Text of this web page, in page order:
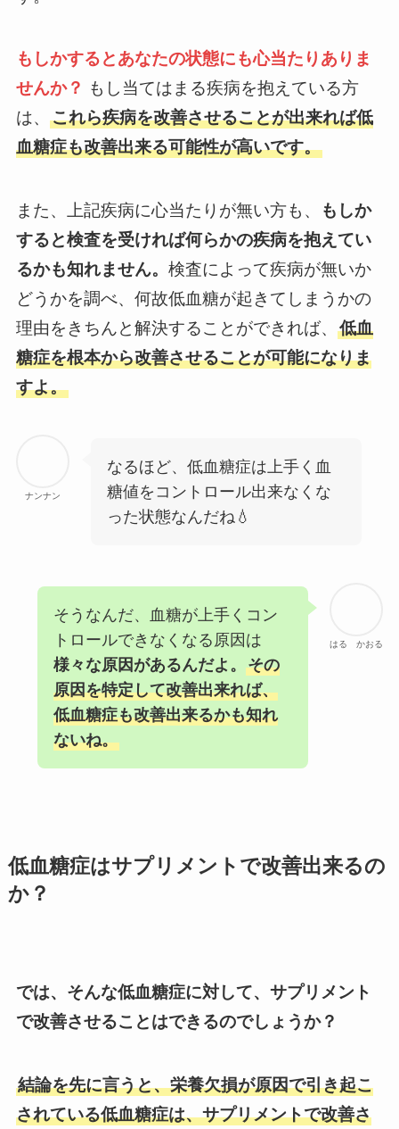
もしかするとあなたの状態にも心当たりありま
せんか？ もし当てはまる疾病を抱えている方
は、 これら疾病を改善させることが出来れば低
血糖症も改善出来る可能性が高いです。
また、上記疾病に心当たりが無い方も、
もしか
すると検査を受ければ何らかの疾病を抱えてい
るかも知れません。 検査によって疾病が無いか
どうかを調べ、何故低血糖が起きてしまうかの
理由をきちんと解決することができれば、 低血
糖症を根本から改善させることが可能になりま
すよ。
ナンナン
なるほど、低血糖症は上手く血
糖値をコントロール出来なくな
った状態なんだね💧
はる かおる
そうなんだ、血糖が上手くコン
トロールできなくなる原因は
様々な原因があるんだよ。 その
原因を特定して改善出来れば、
低血糖症も改善出来るかも知れ
ないね。
低血糖症はサプリメントで改善出来るの
か？
では、そんな低血糖症に対して、サプリメント
で改善させることはできるのでしょうか？
結論を先に言うと、栄養欠損が原因で引き起こ
されている低血糖症は、サプリメントで改善さ